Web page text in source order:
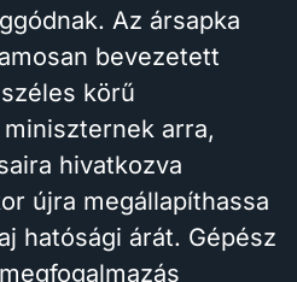
Az ársapka
bevezetett
körű
arra,
hivatkozva
újra megállapíthassa
hatósági árát. Gépész